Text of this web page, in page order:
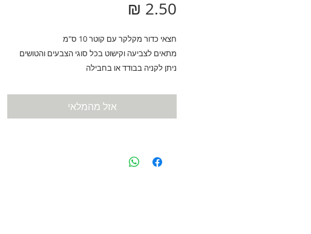
חצאי כדור מקלקר עם קוטר 10 ס"מ
מתאים לצביעה וקישוט בכל סוגי הצבעים והטושים
ניתן לקניה בבודד או בחבילה
אזל מהמלאי